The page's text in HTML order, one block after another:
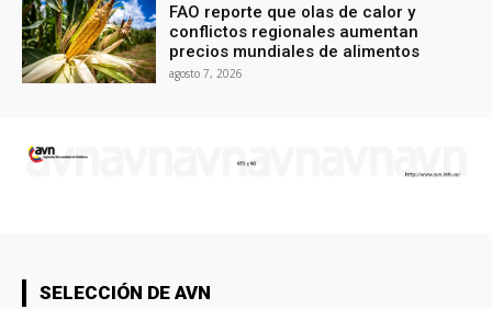
FAO reporte que olas de calor y
conflictos regionales aumentan
precios mundiales de alimentos
agosto 7, 2026
SELECCIÓN DE AVN